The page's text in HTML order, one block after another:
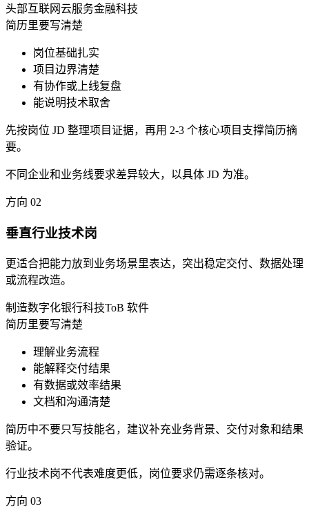
头部互联网云服务金融科技
简历里要写清楚
岗位基础扎实
项目边界清楚
有协作或上线复盘
能说明技术取舍
先按岗位 JD 整理项目证据，再用 2-3 个核心项目支撑简历摘
要。
不同企业和业务线要求差异较大，以具体 JD 为准。
方向 02
垂直行业技术岗
更适合把能力放到业务场景里表达，突出稳定交付、数据处理
或流程改造。
制造数字化银行科技ToB 软件
简历里要写清楚
理解业务流程
能解释交付结果
有数据或效率结果
文档和沟通清楚
简历中不要只写技能名，建议补充业务背景、交付对象和结果
验证。
行业技术岗不代表难度更低，岗位要求仍需逐条核对。
方向 03